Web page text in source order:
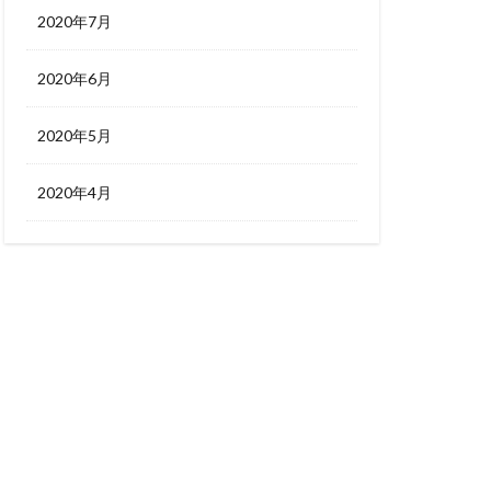
2020年7月
2020年6月
2020年5月
2020年4月